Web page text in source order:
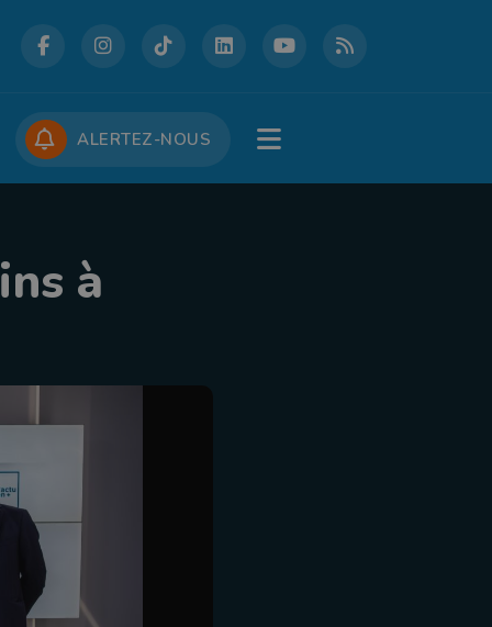
CONCOURS JOBS
ALERTEZ-NOUS
à